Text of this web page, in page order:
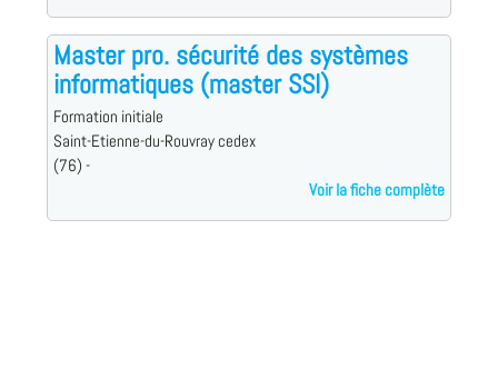
Master pro. sécurité des systèmes
informatiques (master SSI)
Formation initiale
Saint-Etienne-du-Rouvray cedex
(76) -
Voir la fiche complète